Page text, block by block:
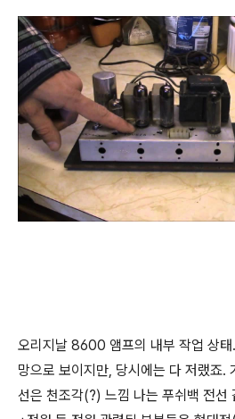
오리지날 8600 앰프의 내부 작업 상
망으로 보이지만, 당시에는 다 저랬죠.
선은 천조각(?) 느낌 나는 푸쉬백 전선